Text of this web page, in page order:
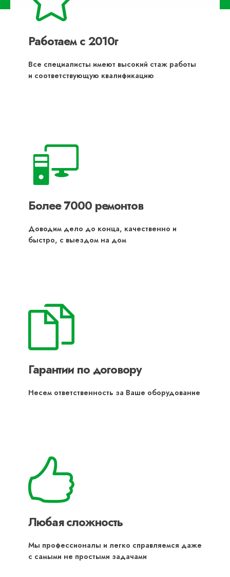
Работаем с 2010г
Все специалисты имеют высокий стаж работы
и соответствующую квалификацию
Более 7000 ремонтов
Доводим дело до конца, качественно и
быстро, с выездом на дом
Гарантии по договору
Несем ответственность за Ваше оборудование
Любая сложность
Мы профессионалы и легко справляемся даже
с самыми не простыми задачами